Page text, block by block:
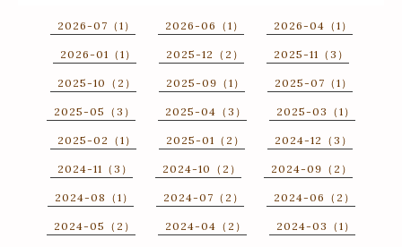
2026-07（1） 2026-06（1） 2026-04（1）
2026-01（1） 2025-12（2） 2025-11（3）
2025-10（2） 2025-09（1） 2025-07（1）
2025-05（3） 2025-04（3） 2025-03（1）
2025-02（1） 2025-01（2） 2024-12（3）
2024-11（3） 2024-10（2） 2024-09（2）
2024-08（1） 2024-07（2） 2024-06（2）
2024-05（2） 2024-04（2） 2024-03（1）